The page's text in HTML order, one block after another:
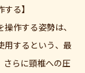
る】
作する姿勢は、
用するという、最
さらに頸椎への圧